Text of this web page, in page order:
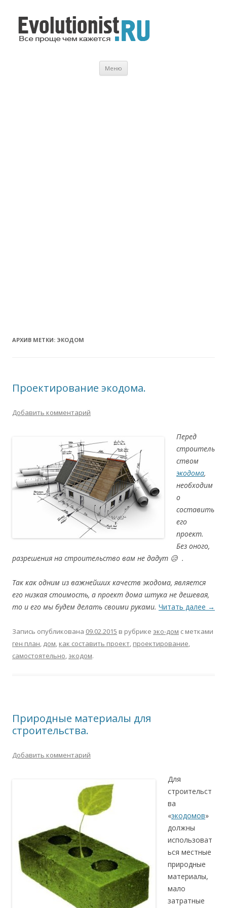
Evolutionist.ru
Все проще чем кажется…
Меню
АРХИВ МЕТКИ: ЭКОДОМ
Проектирование экодома.
Добавить комментарий
Перед
строитель
ством
экодома,
необходим
о
составить
его
проект.
Без оного,
разрешения на строительство вам не дадут 😥 .
Так как одним из важнейших качеств экодома, является
его низкая стоимость, а проект дома штука не дешевая,
то и его мы будем делать своими руками. Читать далее →
Запись опубликована 09.02.2015 в рубрике эко-дом с метками
ген план, дом, как составить проект, проектирование,
самостоятельно, экодом.
Природные материалы для
строительства.
Добавить комментарий
Для
строительст
ва
«экодомов»
должны
использоват
ься местные
природные
материалы,
мало
затратные